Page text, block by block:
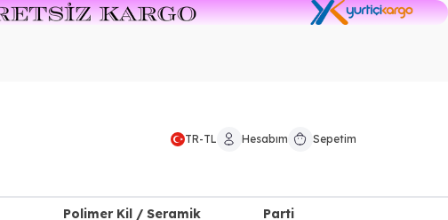
TR-TL Hesabım Sepetim
Polimer Kil / Seramik
Parti